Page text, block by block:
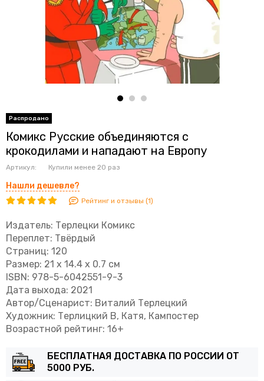
Комикс Русские объединяются с
крокодилами и нападают на Европу
Артикул: Купили менее 20 раз
Нашли дешевле?
Рейтинг и отзывы (1)
Издатель: Терлецки Комикс
Переплет: Твёрдый
Страниц: 120
Размер: 21 x 14.4 x 0.7 см
ISBN: 978-5-6042551-9-3
Дата выхода: 2021
Автор/Сценарист: Виталий Терлецкий
Художник: Терлицкий В, Катя, Кампостер
Возрастной рейтинг: 16+
БЕСПЛАТНАЯ ДОСТАВКА ПО РОССИИ ОТ
5000 РУБ.